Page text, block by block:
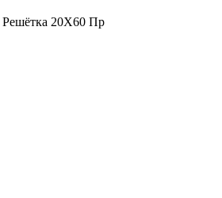
20X60 Пр